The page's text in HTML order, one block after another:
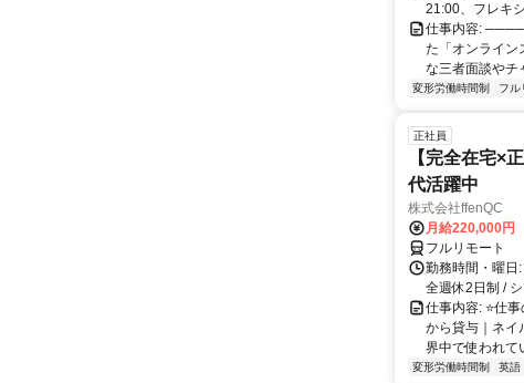
21:00、フレキ
仕事内容:
た「オンライン
な三者面談やチ
変形労働時間制 フル
正社員
【完全在宅×
代活躍中
株式会社ffenQC
月給220,000円
フルリモート
勤務時間・曜日
全週休2日制 /
仕事内容: ⭐️仕
から貸与｜ネイ
界中で使われて
変形労働時間制 英語